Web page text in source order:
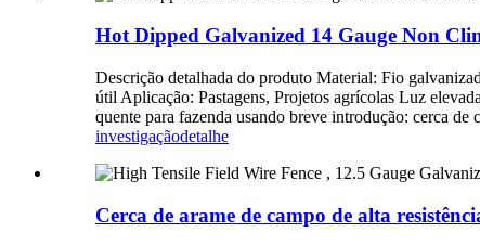
Hot Dipped Galvanized 14 Gauge Non
Descrição detalhada do produto Material: Fio
útil Aplicação: Pastagens, Projetos agrícolas Luz
quente para fazenda usando breve introdução: cerca
investigaçãodetalhe
Cerca de arame de campo de alta